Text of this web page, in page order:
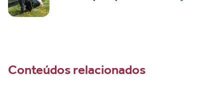
Conteúdos relacionados